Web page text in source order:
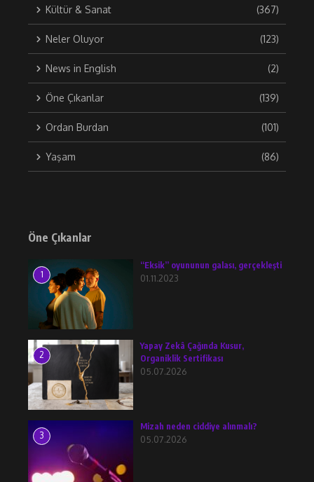
Kültür & Sanat (367)
Neler Oluyor (123)
News in English (2)
Öne Çıkanlar (139)
Ordan Burdan (101)
Yaşam (86)
Öne Çıkanlar
1
“Eksik” oyununun galası, gerçekleşti
01.11.2023
2
Yapay Zekâ Çağında Kusur,
Organiklik Sertifikası
05.07.2026
3
Mizah neden ciddiye alınmalı?
05.07.2026